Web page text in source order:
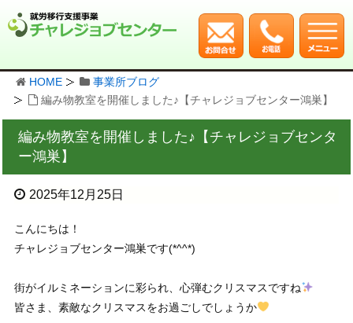
HOME
事業所ブログ
編み物教室を開催しました♪【チャレジョブセンター鴻巣】
編み物教室を開催しました♪【チャレジョブセンタ
ー鴻巣】
2025年12月25日
こんにちは！
チャレジョブセンター鴻巣です(*^^*)
街がイルミネーションに彩られ、心弾むクリスマスですね
皆さま、素敵なクリスマスをお過ごしでしょうか